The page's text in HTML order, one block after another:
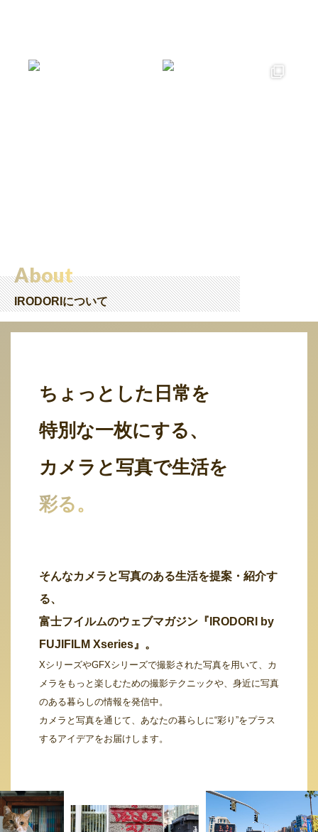
About
IRODORIについて
ちょっとした日常を
特別な一枚にする、
カメラと写真で生活を
彩る。
そんなカメラと写真のある生活を提案・紹介す
る、
富士フイルムのウェブマガジン『IRODORI by
FUJIFILM Xseries』。
XシリーズやGFXシリーズで撮影された写真を用いて、カ
メラをもっと楽しむための撮影テクニックや、身近に写真
のある暮らしの情報を発信中。
カメラと写真を通じて、あなたの暮らしに“彩り”をプラス
するアイデアをお届けします。